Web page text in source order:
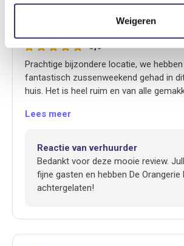
Weigeren
Petra van der Meer verbleef in juni
5,0
Prachtige bijzondere locatie, we hebben
fantastisch zussenweekend gehad in
huis. Het is heel ruim en van alle
goeie tips voor activiteiten in de
Kortom, een echte aanrader voor wie
wil dan een standaard huis.
Lees meer
Reactie van verhuurder
Bedankt voor deze mooie review.
fijne gasten en hebben De Orangerie
achtergelaten!